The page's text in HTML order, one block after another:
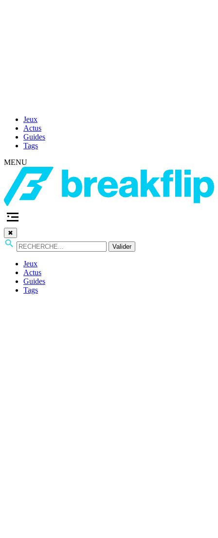
Jeux
Actus
Guides
Tags
MENU
✖
Valider
Jeux
Actus
Guides
Tags